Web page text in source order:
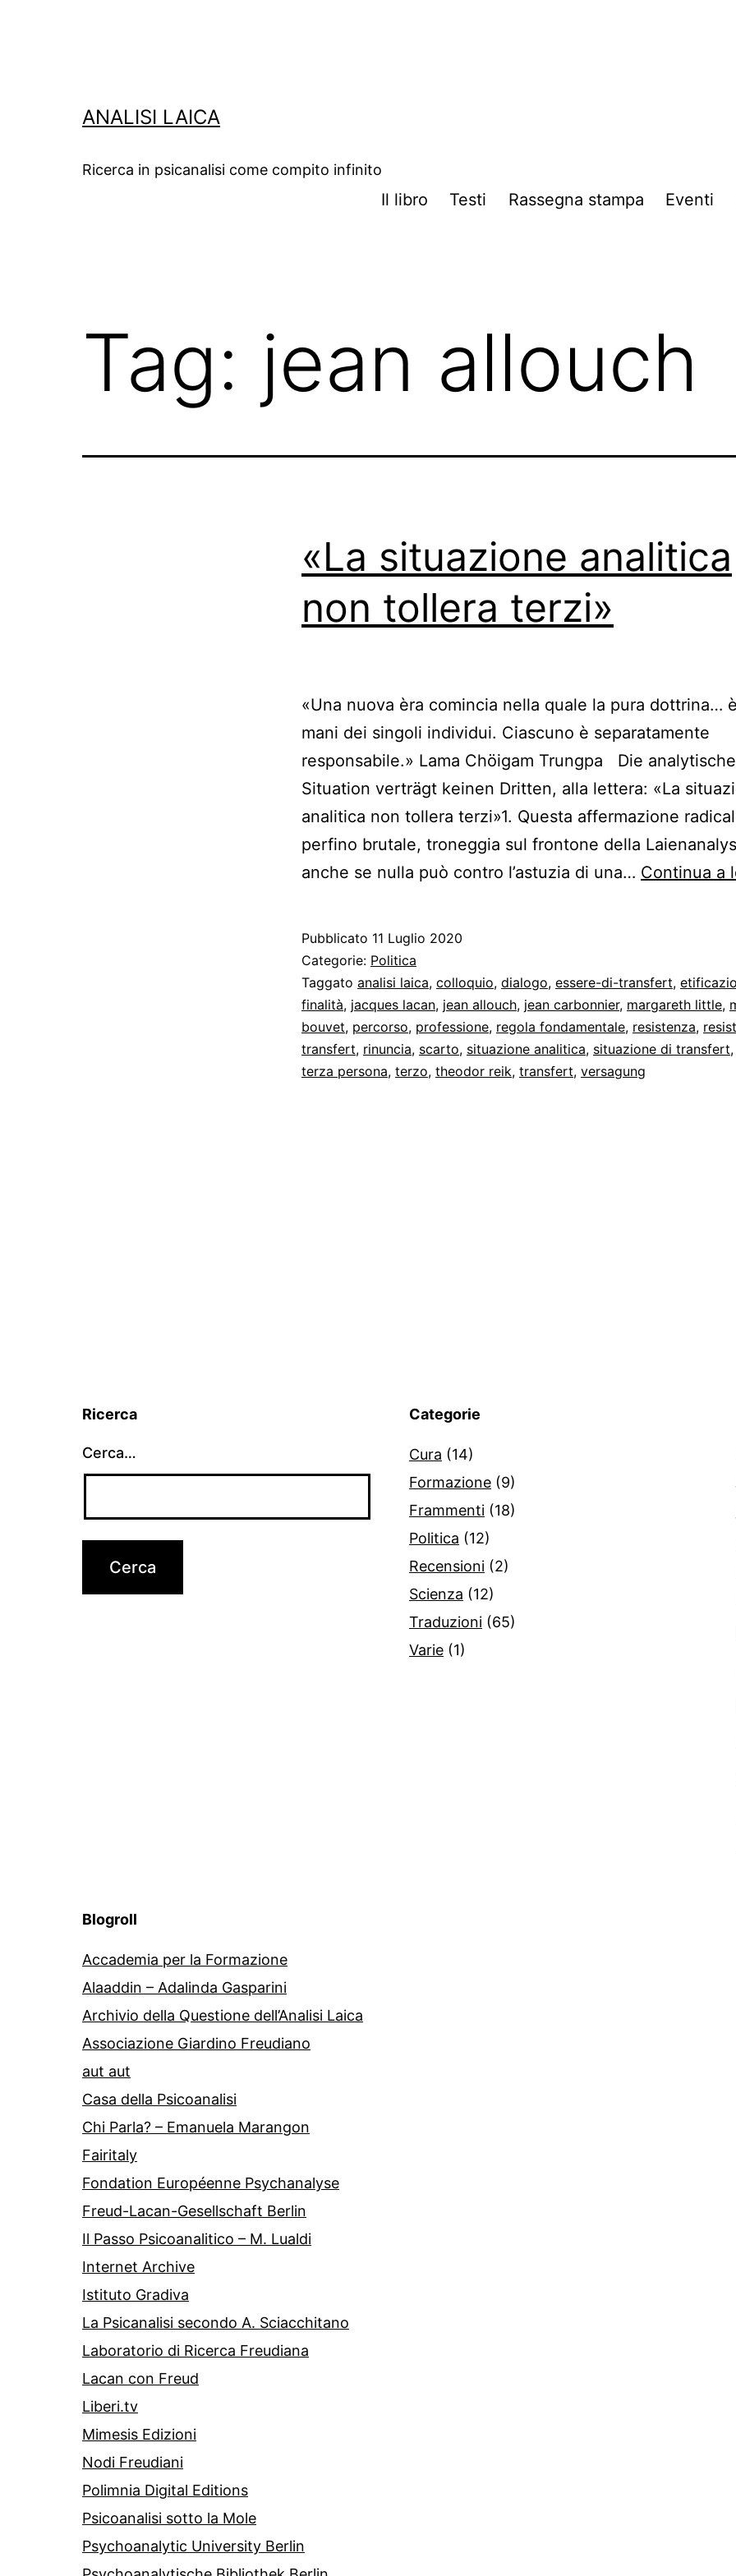
ANALISI LAICA
Ricerca in psicanalisi come compito infinito
Il libro Testi Rassegna stampa Eventi
Tag: jean allouch
«La situazione analitica
non tollera terzi»
«Una nuova èra comincia nella quale la pura dottrina…
mani dei singoli individui. Ciascuno è separatamente
responsabile.» Lama Chöigam Trungpa Die analytische
Situation verträgt keinen Dritten, alla lettera: «La
analitica non tollera terzi»1. Questa affermazione
perfino brutale, troneggia sul frontone della
anche se nulla può contro l’astuzia di una… Continua a
Pubblicato 11 Luglio 2020
Categorie: Politica
Taggato analisi laica, colloquio, dialogo, essere-di-transfert,
finalità, jacques lacan, jean allouch, jean carbonnier, margareth little,
bouvet, percorso, professione, regola fondamentale, resistenza,
transfert, rinuncia, scarto, situazione analitica, situazione di transfert,
terza persona, terzo, theodor reik, transfert, versagung
Ricerca
Cerca…
Categorie
Cura (14)
Formazione (9)
Frammenti (18)
Politica (12)
Recensioni (2)
Scienza (12)
Traduzioni (65)
Varie (1)
Blogroll
Accademia per la Formazione
Alaaddin – Adalinda Gasparini
Archivio della Questione dell’Analisi Laica
Associazione Giardino Freudiano
aut aut
Casa della Psicoanalisi
Chi Parla? – Emanuela Marangon
Fairitaly
Fondation Européenne Psychanalyse
Freud-Lacan-Gesellschaft Berlin
Il Passo Psicoanalitico – M. Lualdi
Internet Archive
Istituto Gradiva
La Psicanalisi secondo A. Sciacchitano
Laboratorio di Ricerca Freudiana
Lacan con Freud
Liberi.tv
Mimesis Edizioni
Nodi Freudiani
Polimnia Digital Editions
Psicoanalisi sotto la Mole
Psychoanalytic University Berlin